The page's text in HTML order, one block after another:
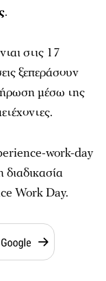
.
στις 17
ξεπεράσουν
μέσω της
work-day
διαδικασία
Work Day.